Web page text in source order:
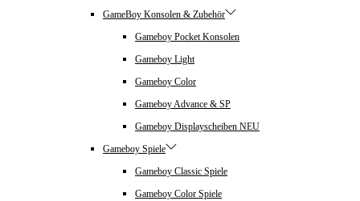
GameBoy Konsolen & Zubehör
Gameboy Pocket Konsolen
Gameboy Light
Gameboy Color
Gameboy Advance & SP
Gameboy Displayscheiben NEU
Gameboy Spiele
Gameboy Classic Spiele
Gameboy Color Spiele